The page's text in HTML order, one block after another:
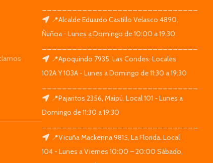
📍Alcalde Eduardo Castillo Velasco 4890,
Ñuñoa - Lunes a Domingo de 10:00 a 19:30
📍Apoquindo 7935, Las Condes. Locales
102A Y 103A - Lunes a Domingo de 11:30 a 19:30
📍Pajaritos 2356, Maipú. Local 101 - Lunes a
Domingo de 11:30 a 19:30
📍Vicuña Mackenna 9815, La Florida. Local
104 - Lunes a Viernes 10:00 – 20:00 Sábado,